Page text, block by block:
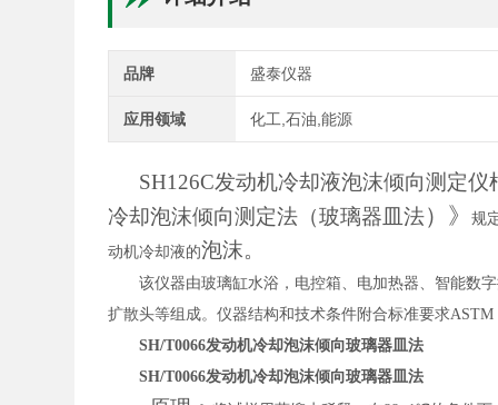
品牌 盛泰仪器
应用领域 化工,石油,能源
SH126C发动机冷却液泡沫倾向测定
冷却泡沫倾向测定法（玻璃器皿法） 》规
动机冷却液的泡沫。
该仪器由玻璃缸水浴，电控箱、电加热器、智能数
扩散头等组成。仪器结构和技术条件附合标准要求ASTM
SH/T0066发动机冷却泡沫倾向玻璃器皿法
SH/T0066发动机冷却泡沫倾向玻璃器皿法